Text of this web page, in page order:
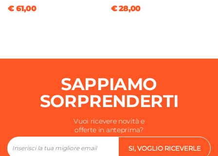
€ 61,00 € 28,00
SAPPIAMO
SORPRENDERTI
Vuoi ricevere novità e
offerte in anteprima?
SI, VOGLIO RICEVERLE